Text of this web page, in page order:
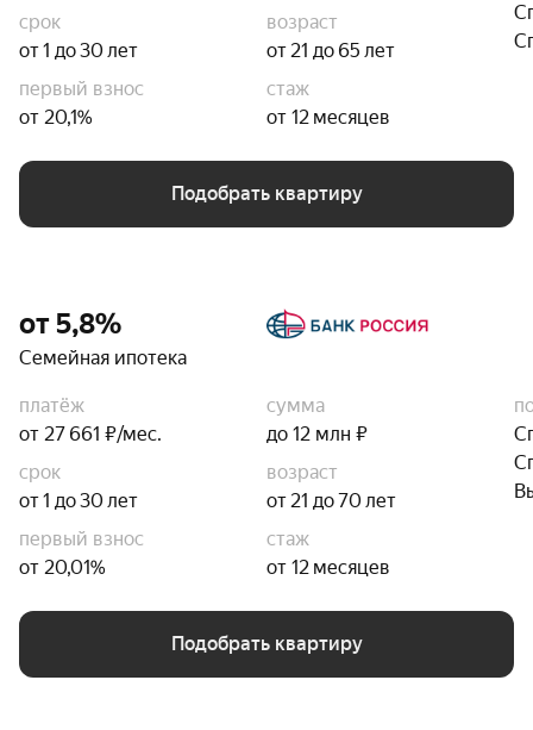
срок
от 1 до 30 лет
возраст
от 21 до 65 лет
первый взнос
от 20,1%
стаж
от 12 месяцев
Подобрать квартиру
от 5,8%
Семейная ипотека
платёж
от 27 661 ₽/мес.
сумма
до 12 млн ₽
срок
от 1 до 30 лет
возраст
от 21 до 70 лет
первый взнос
от 20,01%
стаж
от 12 месяцев
Подобрать квартиру